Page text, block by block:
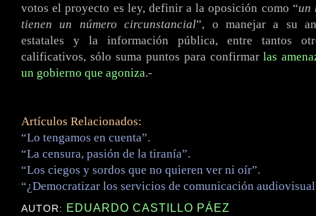
votos el proyecto es ley, definir a la oposición como “un
tienen un número circunstancial”, o manejar a su
estatales y la información pública, entre tantos
calificativos, sólo suma puntos para confirmarlas
un gobierno que agoniza.-
Artículos Relacionados:
“Lo tengamos en cuenta”.
“La censura, pasión de la tiranía”.
“Los ciegos y sordos que no quieren ver ni oír”.
“¿Democratizar los servicios de comunicación
AUTOR: EDUARDO CASTILLO PÁEZ